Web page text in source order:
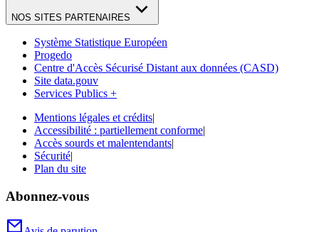
NOS SITES PARTENAIRES
Système Statistique Européen
Progedo
Centre d'Accès Sécurisé Distant aux données (CASD)
Site data.gouv
Services Publics +
Mentions légales et crédits|
Accessibilité : partiellement conforme|
Accès sourds et malentendants|
Sécurité|
Plan du site
Abonnez-vous